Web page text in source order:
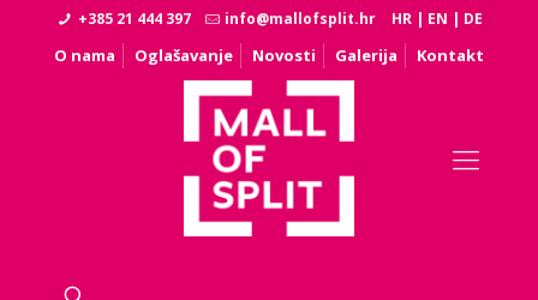
+385 21 444 397 info@mallofsplit.hr HR | EN | DE
O nama Oglašavanje Novosti Galerija Kontakt